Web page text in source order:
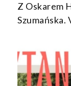
Z Oskarem
Szumańska.